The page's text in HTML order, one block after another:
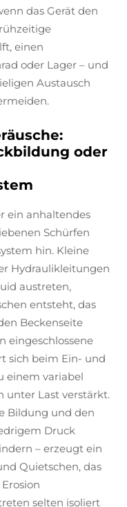
das Gerät den
einen
oder Lager – und
Austausch
oder
ein anhaltendes
Schürfen
hin. Kleine
Hydraulikleitungen
austreten,
entsteht, das
Beckenseite
eingeschlossene
sich beim Ein- und
einem variabel
unter Last verstärkt.
Bildung und den
Druck
– erzeugt ein
Quietschen, das
selten isoliert